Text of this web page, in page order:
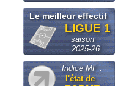
Le meilleur effectif
LIGUE 1
saison
2025-26
Indice MF :
l'état de